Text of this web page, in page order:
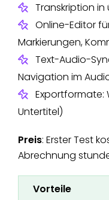
Transkription
Online-Editor
Markierungen,
Text-Audio-
Navigation im
Exportformate:
Untertitel)
Preis: Erster Test
Abrechnung
Vorteile